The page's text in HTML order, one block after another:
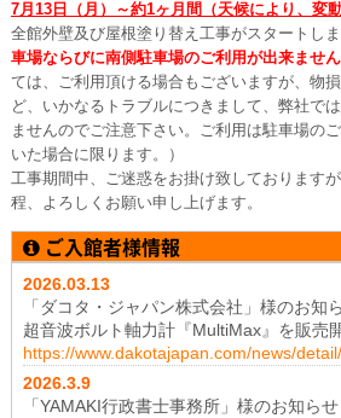
7月13日（月）～約1ヶ月間（天候により、変動
全館外壁及び屋根塗り替え工事がスタートしま
車場ならびに南側駐車場のご利用が出来ません
ては、ご利用頂ける場合もございますが、物
ど、いかなるトラブルにつきまして、弊社で
ませんのでご注意下さい。ご利用は駐車場の
いた場合に限ります。）
工事期間中、ご迷惑をお掛け致しております
程、よろしくお願い申し上げます。
ご入館者様情報
2026.03.13
「ダコタ・ジャパン株式会社」様のお知
超音波ボルト軸力計『MultiMax』を販売
https://www.dakotajapan.com/news/
2026.3.9
「YAMAKI行政書士事務所」様のお知らせ